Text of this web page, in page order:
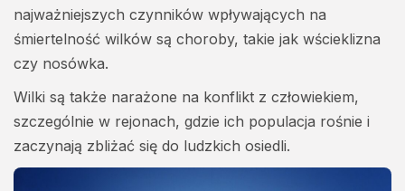
najważniejszych czynników wpływających na
śmiertelność wilków są choroby, takie jak wścieklizna
czy nosówka.
Wilki są także narażone na konflikt z człowiekiem,
szczególnie w rejonach, gdzie ich populacja rośnie i
zaczynają zbliżać się do ludzkich osiedli.